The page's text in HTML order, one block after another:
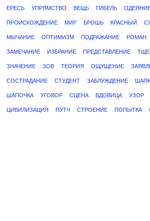
ЕРЕСЬ УПРЯМСТВО ВЕЩЬ ГИБЕЛЬ
ПРОИСХОЖДЕНИЕ МИР БРОШЬ КРАСНЫЙ
МЫЧАНИЕ ОПТИМИЗМ ПОДРАЖАНИЕ РОМАН
ЗАМЕЧАНИЕ ИЗБРАНИЕ ПРЕДСТАВЛЕНИЕ
ЗНАЧЕНИЕ ЗОВ ТЕОРИЯ ОЩУЩЕНИЕ
СОСТРАДАНИЕ СТУДЕНТ ЗАБЛУЖДЕНИЕ
ШАПОЧКА УГОВОР СЦЕНА ВДОВИЦА УЗОР
ЦИВИЛИЗАЦИЯ ПУТЧ СТРОЕНИЕ ПОПЫТКА